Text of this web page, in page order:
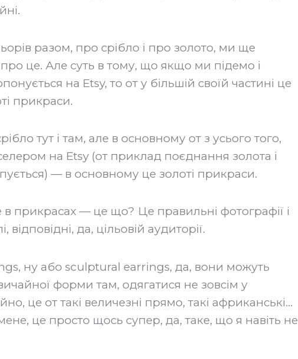
разом, про срібло і про золото, ми ще
це. Але суть в тому, що якщо ми підемо і
на Etsy, то от у більшій своїй частині це
прикраси.
тут і там, але в основному от з усього того,
на Etsy (от приклад поєднання золота і
— в основному це золоті прикраси.
в прикрасах — це що? Це правильні фотографії і
да, цільовій аудиторії.
ну або sculptural earrings, да, вони можуть
форми там, одягатися не зовсім у
це от такі величезні прямо, такі африканські…
це просто щось супер, да, таке, що я навіть не